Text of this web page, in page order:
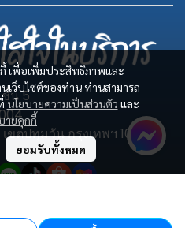
เพื่อเพิ่มประสิทธิภาพและ
เว็บไซต์ของท่าน ท่านสามารถ
นโยบายความเป็นส่วนตัว และ
ายคุกกี้
ยอมรับทั้งหมด
น 5
ตปทุมวัน กรุงเทพฯ 10330